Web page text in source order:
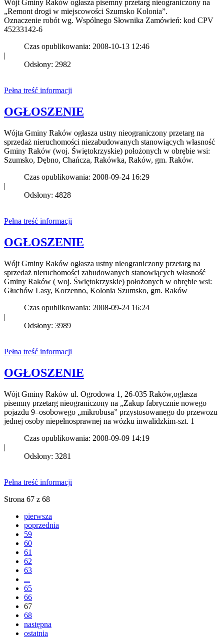
Wójt Gminy Raków ogłasza pisemny przetarg nieograniczony na
„Remont drogi w miejscowości Szumsko Kolonia”.
Oznaczenie robót wg. Wspólnego Słownika Zamówień: kod CPV
45233142-6
Czas opublikowania: 2008-10-13 12:46
Odsłony: 2982
Pełna treść informacji
OGŁOSZENIE
Wójta Gminy Raków ogłasza ustny nieograniczony przetarg na
sprzedaż nieruchomości niezabudowanych stanowiących własność
Gminy Raków (woj. Świętokrzyskie) położonych w obrębie wsi:
Szumsko, Dębno, Chańcza, Rakówka, Raków, gm. Raków.
Czas opublikowania: 2008-09-24 16:29
|
Odsłony: 4828
Pełna treść informacji
OGŁOSZENIE
Wójt Gminy Raków ogłasza ustny nieograniczony przetarg na
sprzedaż nieruchomości zabudowanych stanowiących własność
Gminy Raków ( woj. Świętokrzyskie) położonych w obrębie wsi:
Głuchów Lasy, Korzenno, Kolonia Szumsko, gm. Raków
Czas opublikowania: 2008-09-24 16:24
|
Odsłony: 3989
Pełna treść informacji
OGŁOSZENIE
Wójt Gminy Raków ul. Ogrodowa 1, 26-035 Raków,ogłasza
pisemny przetarg nieograniczony na „Zakup fabrycznie nowego
pojazdu 9–osobowego „mikrobusa” przystosowanego do przewozu
jednej osoby niepełnosprawnej na wózku inwalidzkim-szt. 1
Czas opublikowania: 2008-09-09 14:19
|
Odsłony: 3281
Pełna treść informacji
Strona 67 z 68
pierwsza
poprzednia
59
60
61
62
63
...
65
66
67
68
następna
ostatnia